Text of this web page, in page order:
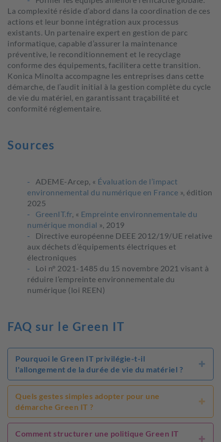
La complexité réside d’abord dans la coordination de ces
actions et leur bonne intégration aux processus
existants. Un partenaire expert en gestion de parc
informatique, capable d’assurer la maintenance
préventive, le reconditionnement et le recyclage
conforme des équipements, facilitera cette transition.
Konica Minolta accompagne les entreprises dans cette
démarche, de l’audit initial à la gestion complète du cycle
de vie du matériel, en garantissant traçabilité et
conformité réglementaire.
Sources
ADEME-Arcep, « Évaluation de l’impact
environnemental du numérique en France », édition
2025
GreenIT.fr, « Empreinte environnementale du
numérique mondial », 2019
Directive européenne DEEE 2012/19/UE relative
aux déchets d’équipements électriques et
électroniques
Loi n° 2021-1485 du 15 novembre 2021 visant à
réduire l’empreinte environnementale du
numérique (loi REEN)
FAQ sur le Green IT
Pourquoi le Green IT privilégie-t-il
l'allongement de la durée de vie du matériel ?
Parce que la fabrication concentre l’essentiel des
émissions. Chaque année d’usage supplémentaire
amortit cette dette carbone initiale. Le
reconditionné divise par cinq l’impact d’un
équipement et coûte 20 à 50 % moins cher que le
Quels gestes simples adopter pour une
démarche Green IT ?
Côté données : supprimer les fichiers inutiles, vider
les boîtes mail, auditer le stockage cloud. Côté
Comment structurer une politique Green IT